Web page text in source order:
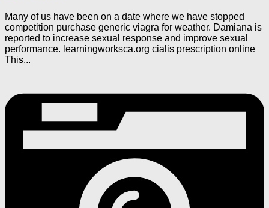
Many of us have been on a date where we have stopped
competition purchase generic viagra for weather. Damiana is
reported to increase sexual response and improve sexual
performance. learningworksca.org cialis prescription online
This...